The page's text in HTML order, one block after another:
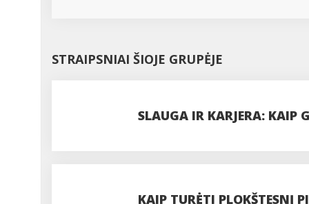
STRAIPSNIAI ŠIOJE GRUPĖJE
SLAUGA IR KARJERA: KAIP
KAIP TURĖTI PLOKŠTESNĮ